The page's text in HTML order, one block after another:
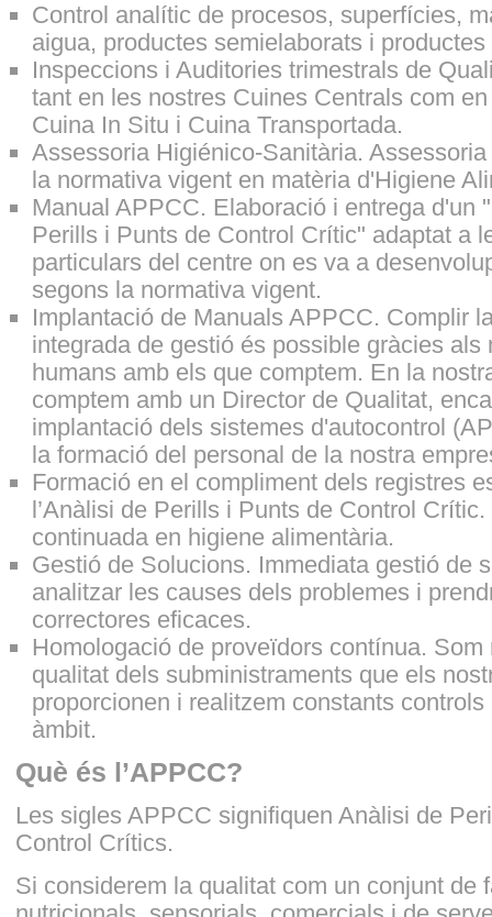
Control analític de procesos, superfícies,
aigua, productes semielaborats i
Inspeccions i Auditories trimestrals de
tant en les nostres Cuines Centrals com
Cuina In Situ i Cuina Transportada.
Assessoria Higiénico-Sanitària.
la normativa vigent en matèria d'Higiene
Manual APPCC. Elaboració i entrega d'un
Perills i Punts de Control Crític" adaptat a
particulars del centre on es va a
segons la normativa vigent.
Implantació de Manuals APPCC. Complir
integrada de gestió és possible gràcies als
humans amb els que comptem. En la
comptem amb un Director de Qualitat,
implantació dels sistemes d'autocontrol
la formació del personal de la nostra
Formació en el compliment dels registres
l’Anàlisi de Perills i Punts de Control
continuada en higiene alimentària.
Gestió de Solucions. Immediata gestió de
analitzar les causes dels problemes i
correctores eficaces.
Homologació de proveïdors contínua. Som
qualitat dels subministraments que els
proporcionen i realitzem constants
àmbit.
Què és l’APPCC?
Les sigles APPCC signifiquen Anàlisi de
Control Crítics.
Si considerem la qualitat com un conjunt de